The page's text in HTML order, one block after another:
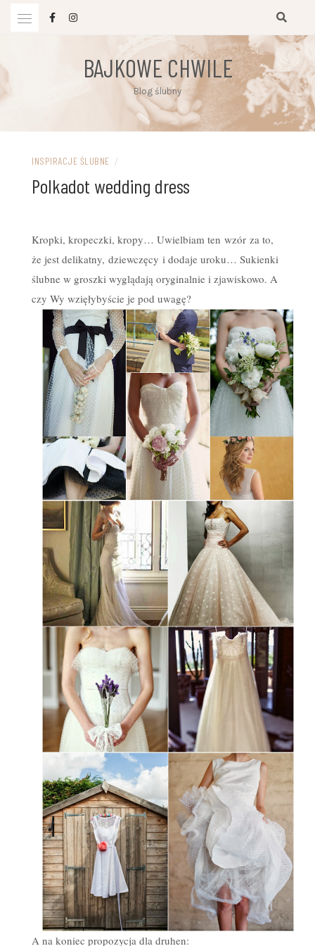
BAJKOWE CHWILE
Blog ślubny
INSPIRACJE ŚLUBNE /
Polkadot wedding dress
Kropki, kropeczki, kropy… Uwielbiam ten wzór za to,
że jest delikatny, dziewczęcy i dodaje uroku… Sukienki
ślubne w groszki wyglądają oryginalnie i zjawiskowo. A
czy Wy wzięłybyście je pod uwagę?
A na koniec propozycja dla druhen: